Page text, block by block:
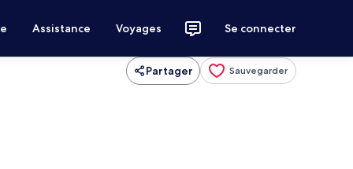
Assistance Voyages Se connecter
Partager Sauvegarder